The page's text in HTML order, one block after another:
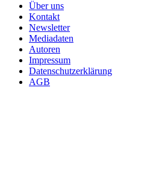
Über uns
Kontakt
Newsletter
Mediadaten
Autoren
Impressum
Datenschutzerklärung
AGB